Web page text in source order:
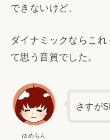
できないけど、
ダイナミックならこ
て思う音質でした。
ゆめもん
さすが